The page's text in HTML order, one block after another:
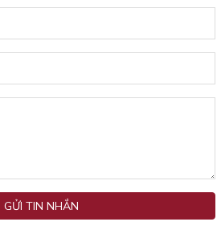
GỬI TIN NHẮN